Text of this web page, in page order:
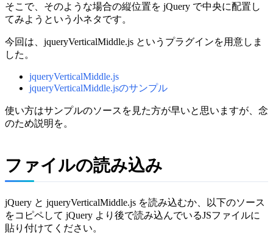
そこで、そのような場合の縦位置を jQuery で中央に配置し
てみようという小ネタです。
今回は、jqueryVerticalMiddle.js というプラグインを用意しま
した。
jqueryVerticalMiddle.js
jqueryVerticalMiddle.jsのサンプル
使い方はサンプルのソースを見た方が早いと思いますが、念
のため説明を。
ファイルの読み込み
jQuery と jqueryVerticalMiddle.js を読み込むか、以下のソース
をコピペして jQuery より後で読み込んでいるJSファイルに
貼り付けてください。